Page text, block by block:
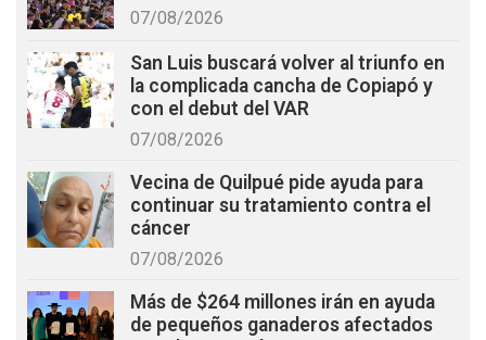
07/08/2026
San Luis buscará volver al triunfo en
la complicada cancha de Copiapó y
con el debut del VAR
07/08/2026
Vecina de Quilpué pide ayuda para
continuar su tratamiento contra el
cáncer
07/08/2026
Más de $264 millones irán en ayuda
de pequeños ganaderos afectados